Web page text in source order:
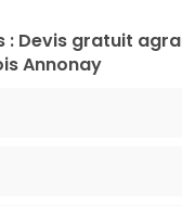
Devis gratuit
Annonay